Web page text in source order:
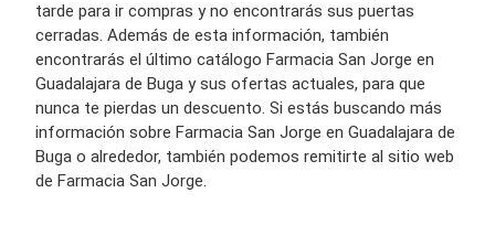
tarde para ir compras y no encontrarás sus puertas
cerradas. Además de esta información, también
encontrarás el último catálogo Farmacia San Jorge en
Guadalajara de Buga y sus ofertas actuales, para que
nunca te pierdas un descuento. Si estás buscando más
información sobre Farmacia San Jorge en Guadalajara de
Buga o alrededor, también podemos remitirte al sitio web
de Farmacia San Jorge.